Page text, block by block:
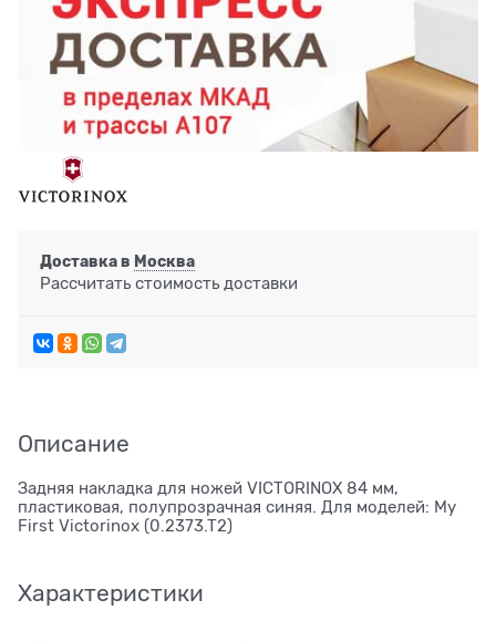
Доставка в Москва
Рассчитать стоимость доставки
Описание
Задняя накладка для ножей VICTORINOX 84 мм,
пластиковая, полупрозрачная синяя. Для моделей: My
First Victorinox (0.2373.T2)
Характеристики